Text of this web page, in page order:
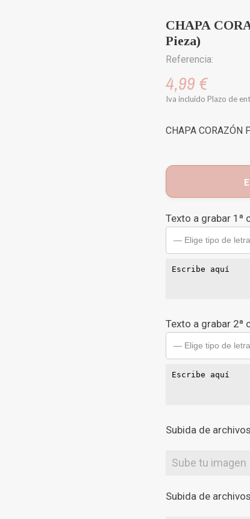
CHAPA
Pieza)
Referencia:
4,99 €
Iva incluido Plazo de
CHAPA CORAZÓN
Texto a grabar 1ª
— Elige tipo de
Texto a grabar 2ª
— Elige tipo de
Subida de archivos
Sube tu imagen
Subida de archivos